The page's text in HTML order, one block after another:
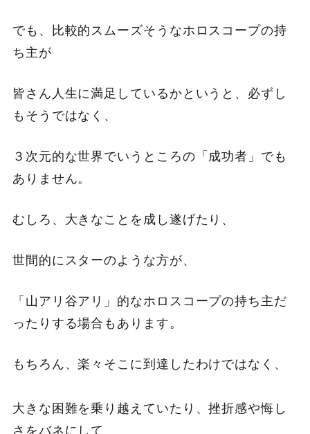
でも、比較的スムーズそうなホロスコープの持
ち主が
皆さん人生に満足しているかというと、必ずし
もそうではなく、
３次元的な世界でいうところの「成功者」でも
ありません。
むしろ、大きなことを成し遂げたり、
世間的にスターのような方が、
「山アリ谷アリ」的なホロスコープの持ち主だ
ったりする場合もあります。
もちろん、楽々そこに到達したわけではなく、
大きな困難を乗り越えていたり、挫折感や悔し
さをバネにして